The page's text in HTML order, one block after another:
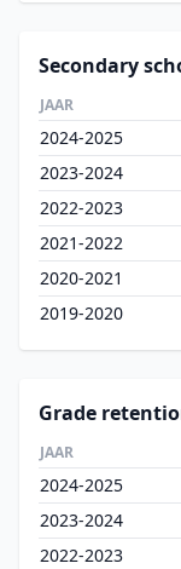
Secondary
JAAR
2024-2025
2023-2024
2022-2023
2021-2022
2020-2021
2019-2020
Grade
JAAR
2024-2025
2023-2024
2022-2023